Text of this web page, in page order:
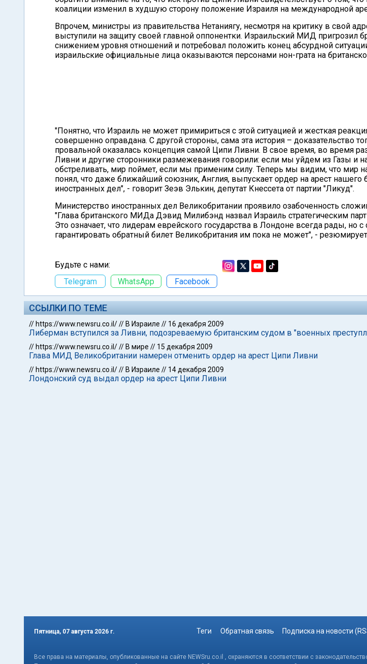
коалиции изменил в худшую сторону положение Израиля на международной
Впрочем, министры из правительства Нетаниягу, несмотря на критику в свой
выступили на защиту своей главной оппонентки. Израильский МИД пригрозил
снижением уровня отношений и потребовал положить конец абсурдной
израильские официальные лица оказываются персонами нон-грата на
"Понятно, что Израиль не может примириться с этой ситуацией и жесткая
совершенно оправдана. С другой стороны, сама эта история – доказательство
провальной оказалась концепция самой Ципи Ливни. В свое время, во время
Ливни и другие сторонники размежевания говорили: если мы уйдем из Газы и
обстреливать, мир поймет, если мы применим силу. Теперь мы видим, что мир
понял, что даже ближайший союзник, Англия, выпускает ордер на арест
иностранных дел", - говорит Зеэв Элькин, депутат Кнессета от партии "Ликуд".
Министерство иностранных дел Великобритании проявило озабоченность
"Глава британского МИДа Дэвид Милибэнд назвал Израиль стратегическим
Это означает, что лидерам еврейского государства в Лондоне всегда рады, но с
гарантировать обратный билет Великобритания им пока не может", -
Будьте с нами:
Telegram
WhatsApp Facebook
ССЫЛКИ ПО ТЕМЕ
// https://www.newsru.co.il/// В Израиле // 16 декабря 2009
Либерман вступился за Ливни, подозреваемую британским судом в "военных
// https://www.newsru.co.il/// В мире // 15 декабря 2009
Глава МИД Великобритании намерен отменить ордер на арест Ципи Ливни
// https://www.newsru.co.il/// В Израиле // 14 декабря 2009
Лондонский суд выдал ордер на арест Ципи Ливни
Пятница, 07 августа 2026 г. Теги Обратная связь Подписка на новости
Все права на материалы, опубликованные на сайте NEWSru.co.il , охраняются в соответствии с